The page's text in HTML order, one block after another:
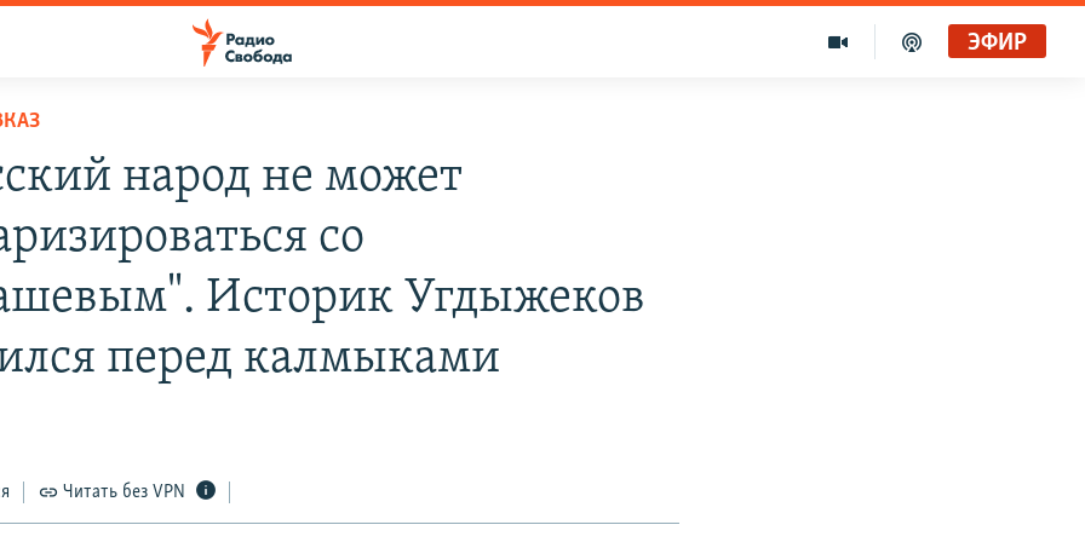
ЭФИР
народ не может
со
Историк Угдыжеков
перед калмыками
Читать без VPN